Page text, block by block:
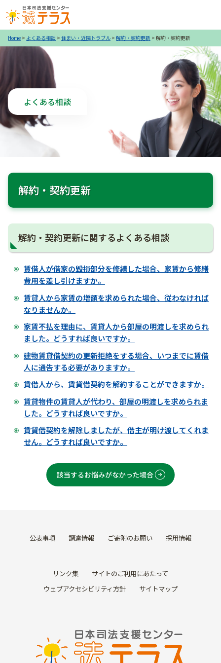
Home > よくある相談 > 住まい・近隣トラブル > 解約・契約更新 > 解約・契約更新
よくある相談
解約・契約更新
解約・契約更新に関するよくある相談
賃借人が借家の毀損部分を修繕した場合、家賃から修繕
費用を差し引けますか。
賃貸人から家賃の増額を求められた場合、従わなければ
なりませんか。
家賃不払を理由に、賃貸人から部屋の明渡しを求められ
ました。どうすれば良いですか。
建物賃貸借契約の更新拒絶をする場合、いつまでに賃借
人に通告する必要がありますか。
賃借人から、賃貸借契約を解約することができますか。
賃貸物件の賃貸人が代わり、部屋の明渡しを求められま
した。どうすれば良いですか。
賃貸借契約を解除しましたが、借主が明け渡してくれま
せん。どうすれば良いですか。
該当するお悩みがなかった場合
公表事項 調達情報 ご寄附のお願い 採用情報
リンク集
サイトのご利用にあたって
ウェブアクセシビリティ方針
サイトマップ